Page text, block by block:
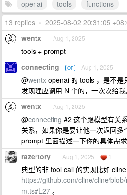
openai
tools
functions
13 replies • 2025-08-02 20:31:05
wentx Aug 1, 2025
tools + prompt
connecting OP Aug 1, 2025
@wentx openai 的 tools ，是不是
发现理应调用 N 个的，一次次给我
wentx Aug 1, 2025
@connecting #2 这个跟模型有关
关系，如果你是要让他一次返回
prompt 里面描述一下你的具体需求
razertory Aug 1, 2025 1
典型的非 tool call 的实现比如
https://github.com/cline/cline/
m.ts#L27 。